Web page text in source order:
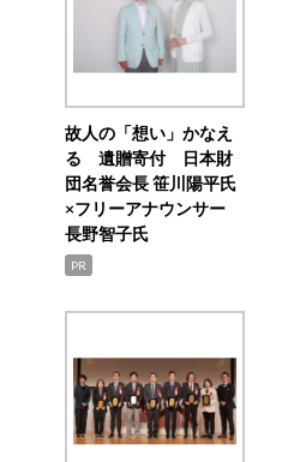
故人の「想い」かなえ
る 遺贈寄付 日本財
団名誉会長 笹川陽平氏
×フリーアナウンサー
長野智子氏
PR